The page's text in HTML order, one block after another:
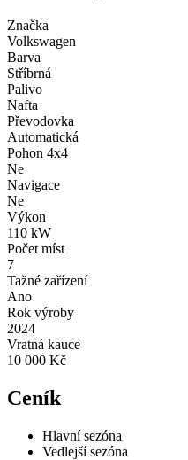
Značka
Volkswagen
Barva
Stříbrná
Palivo
Nafta
Převodovka
Automatická
Pohon 4x4
Ne
Navigace
Ne
Výkon
110 kW
Počet míst
7
Tažné zařízení
Ano
Rok výroby
2024
Vratná kauce
10 000 Kč
Ceník
Hlavní sezóna
Vedlejší sezóna